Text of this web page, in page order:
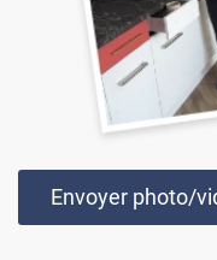
Envoyer photo/